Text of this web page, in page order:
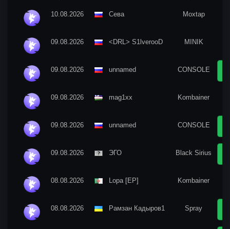
10.08.2026 Сева Moxtap
09.08.2026 <DRL> S1lverooD MINIK
09.08.2026 unnamed CONSOLE
09.08.2026 mag1xx Kombainer
09.08.2026 unnamed CONSOLE
09.08.2026 ЭГО Black Sirius
08.08.2026 Lopa [EP] Kombainer
08.08.2026 Рамзан Кадыров1 Spray